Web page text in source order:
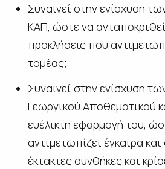
Συναινεί στην ενίσχυση
ΚΑΠ, ώστε να
προκλήσεις που
τομέας;
Συναινεί στην ενίσχυση
Γεωργικού Αποθεματικού
ευέλικτη εφαρμογή του,
αντιμετωπίζει έγκαιρα
έκτακτες συνθήκες και